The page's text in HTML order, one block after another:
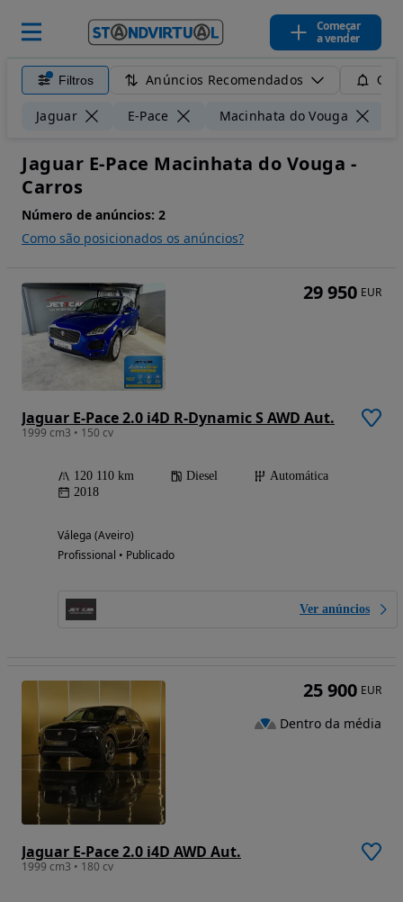
Começar
a vender
Filtros Anúncios Recomendados
Jaguar E-Pace Macinhata do Vouga
Jaguar E-Pace Macinhata do Vouga -
Carros
Número de anúncios: 2
Como são posicionados os anúncios?
Jaguar E-Pace 2.0 i4D R-Dynamic S AWD Aut.
1999 cm3 • 150 cv
120 110 km Diesel
Automática
2018
Válega (Aveiro)
Profissional • Publicado
Ver anúncios
29 950 EUR
Jaguar E-Pace 2.0 i4D AWD Aut.
1999 cm3 • 180 cv
25 900 EUR
Dentro da média